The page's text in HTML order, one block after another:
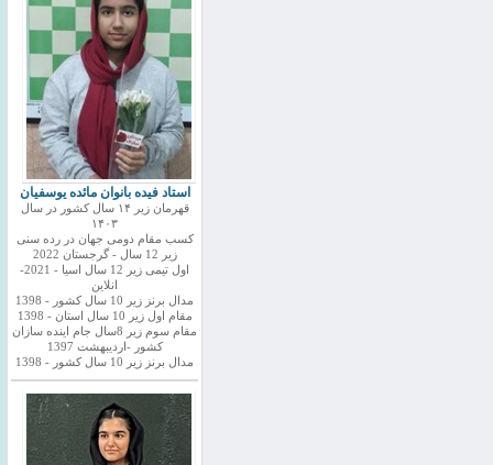
استاد فیده بانوان مائده یوسفیان
قهرمان زیر ۱۴ سال کشور در سال
۱۴۰۳
کسب مقام دومی جهان در رده سنی
زیر 12 سال - گرجستان 2022
اول تیمی زیر 12 سال اسیا - 2021-
انلاین
مدال برنز زیر 10 سال کشور - 1398
مقام اول زیر 10 سال استان - 1398
مقام سوم زیر 8سال جام اینده سازان
کشور -اردیبهشت 1397
مدال برنز زیر 10 سال کشور - 1398